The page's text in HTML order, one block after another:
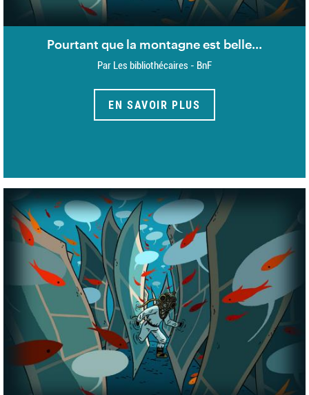
Pourtant que la montagne est belle...
Par Les bibliothécaires - BnF
EN SAVOIR PLUS